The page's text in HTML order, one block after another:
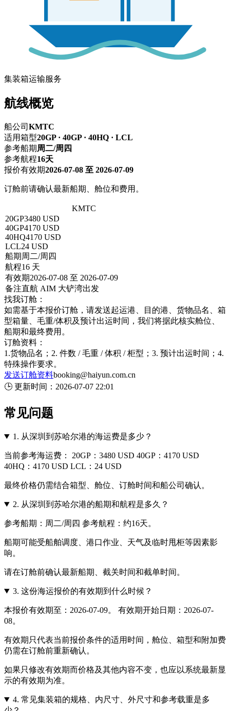
集装箱运输服务
航线概览
船公司 KMTC
适用箱型20GP · 40GP · 40HQ · LCL
参考船期 周二/周四
参考航程16天
报价有效期2026-07-08 至 2026-07-09
订舱前请确认最新船期、舱位和费用。
KMTC
20GP3480 USD
40GP4170 USD
40HQ4170 USD
LCL24 USD
船期 周二/周四
航程16 天
有效期2026-07-08 至 2026-07-09
备注直航 AIM 大铲湾出发
找我订舱：
如需基于本报价订舱，请发送起运港、目的港、货物品名、箱
型箱量、毛重/体积及预计出运时间，我们将据此核实舱位、
船期和最终费用。
订舱资料：
1.货物品名；2. 件数 / 毛重 / 体积 / 柜型；3. 预计出运时间；4.
特殊操作要求。
发送订舱资料booking@haiyun.com.cn
🕒 更新时间： 2026-07-07 22:01
常见问题
1. 从深圳到苏哈尔港的海运费是多少？
当前参考海运费： 20GP：3480 USD 40GP：4170 USD
40HQ：4170 USD LCL：24 USD
最终价格仍需结合箱型、舱位、订舱时间和船公司确认。
2. 从深圳到苏哈尔港的船期和航程是多久？
参考船期：周二/周四 参考航程：约16天。
船期可能受船舶调度、港口作业、天气及临时甩柜等因素影
响。
请在订舱前确认最新船期、截关时间和截单时间。
3. 这份海运报价的有效期到什么时候？
本报价有效期至：2026-07-09。 有效期开始日期：2026-07-
08。
有效期只代表当前报价条件的适用时间，舱位、箱型和附加费
仍需在订舱前重新确认。
如果只修改有效期而价格及其他内容不变，也应以系统最新显
示的有效期为准。
4. 常见集装箱的规格、内尺寸、外尺寸和参考载重是多